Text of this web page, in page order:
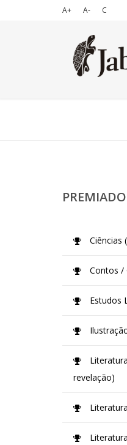
A+ A- C
Ciências
Contos /
Estudos
revelação)